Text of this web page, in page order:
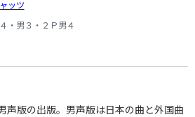
ッツ
・男３・２Ｐ男４
声版の出版。男声版は日本の曲と外国曲